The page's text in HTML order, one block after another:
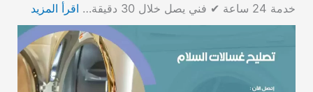
خدمة 24 ساعة ✔ فني يصل خلال 30 دقيقة…
اقرأ المزيد